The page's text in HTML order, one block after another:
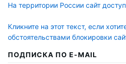
На территории России сайт
Кликните на этот текст, если
обстоятельствами блокировки
ПОДПИСКА ПО E-MAIL